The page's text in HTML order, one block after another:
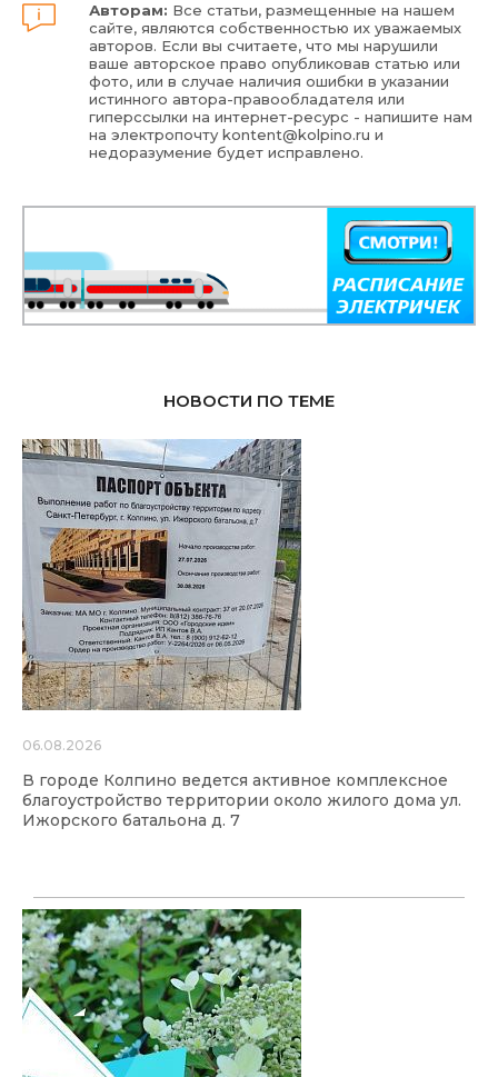
Авторам: Все статьи, размещенные на нашем
сайте, являются собственностью их уважаемых
авторов. Если вы считаете, что мы нарушили
ваше авторское право опубликовав статью или
фото, или в случае наличия ошибки в указании
истинного автора-правообладателя или
гиперссылки на интернет-ресурс - напишите нам
на электропочтуkontent@kolpino.ru и
недоразумение будет исправлено.
НОВОСТИ ПО ТЕМЕ
06.08.2026
В городе Колпино ведется активное комплексное
благоустройство территории около жилого дома ул.
Ижорского батальона д. 7